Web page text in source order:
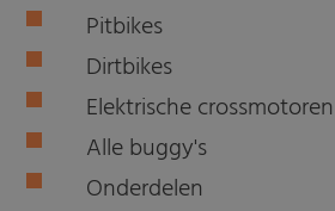
Pitbikes
Dirtbikes
Elektrische crossmotoren
Alle buggy's
Onderdelen